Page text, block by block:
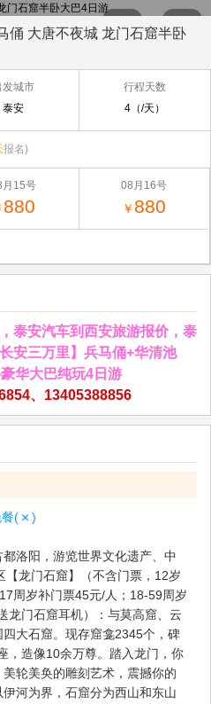
俑 大唐不夜城 龙门石窟半卧
发城市
泰安
行程天数
4（/天）
报名)
月15号
880
08月16号
￥ 880
泰安汽车到西安旅游报价，泰
安三万里】兵马俑+华清池
华大巴纯玩4日游
、13405388856
(
)
洛阳，游览世界文化遗产、中
【龙门石窟】（不含门票，12岁
周岁补门票45元/人；18-59周岁
龙门石窟耳机）：与莫高窟、云
大石窟。现存窟龛2345个，碑
，造像10余万尊。踏入龙门，你
轮美奂的雕刻艺术，震撼你的
河为界，石窟分为西山和东山